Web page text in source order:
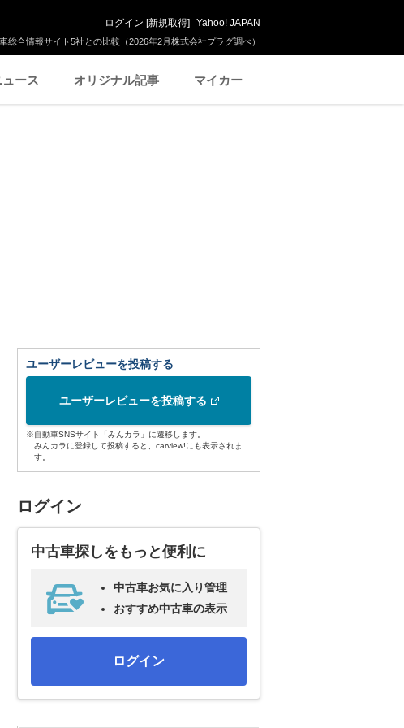
総合情報サイト5社との比較（2026年2月株式会社プラグ調べ）
ログイン [新規取得] Yahoo! JAPAN
ュース オリジナル記事 マイカー
ユーザーレビューを投稿する
ユーザーレビューを投稿する
※自動車SNSサイト「みんカラ」に遷移します。
みんカラに登録して投稿すると、carview!にも表示されま
す。
ログイン
中古車探しをもっと便利に
中古車お気に入り管理
おすすめ中古車の表示
ログイン